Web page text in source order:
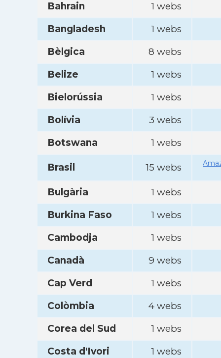
Bahrain
1 webs
Bangladesh
1 webs
Bèlgica
8 webs
Belize
1 webs
Bielorússia
1 webs
Bolívia
3 webs
Botswana
1 webs
Brasil 15 webs
Bulgària
1 webs
Burkina Faso
1 webs
Cambodja
1 webs
Canadà
9 webs
Cap Verd
1 webs
Colòmbia
4 webs
Corea del Sud
1 webs
Costa d'Ivori
1 webs